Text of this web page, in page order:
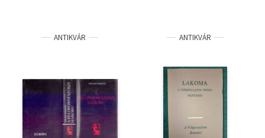
ANTIKVÁR ANTIKVÁR